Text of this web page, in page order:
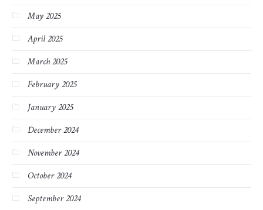
May 2025
April 2025
March 2025
February 2025
January 2025
December 2024
November 2024
October 2024
September 2024